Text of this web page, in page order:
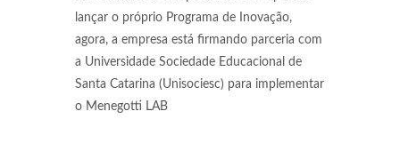
lançar o próprio Programa de Inovação,
agora, a empresa está firmando parceria com
a Universidade Sociedade Educacional de
Santa Catarina (Unisociesc) para implementar
o Menegotti LAB